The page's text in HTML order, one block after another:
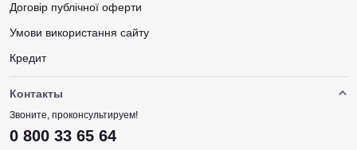
Договір публічної оферти
Умови використання сайту
Кредит
Контакты
Звоните, проконсультируем!
0 800 33 65 64